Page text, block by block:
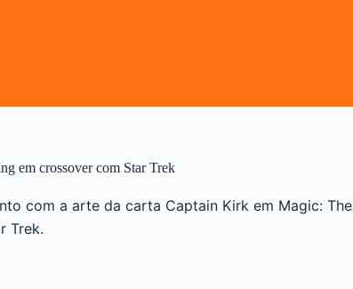
em crossover com Star Trek
com a arte da carta Captain Kirk em Magic: The
Trek.